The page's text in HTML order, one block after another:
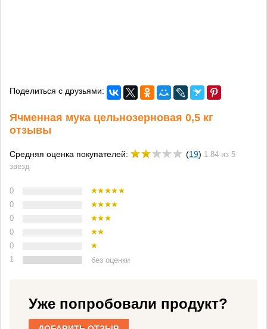
Поделиться с друзьями:
Ячменная мука цельнозерновая 0,5 кг
отзывы
Средняя оценка покупателей: (19) 1.84 из 5
звезд
0
0
0
0
0
1
без оценки
Уже попробовали продукт?